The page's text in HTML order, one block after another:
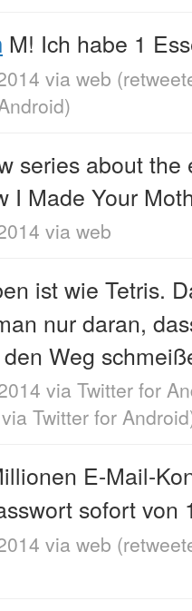
M! Ich habe 1
via web
)
series about the
I Made Your
via web
ist wie Tetris.
nur daran,
Weg
via Twitter for
via Twitter for Android
E-Mail-
sofort von
via web